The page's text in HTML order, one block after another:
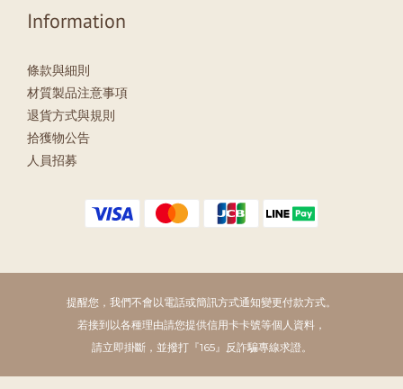
Information
條款與細則
材質製品注意事項
退貨方式與規則
拾獲物公告
人員招募
提醒您，我們不會以電話或簡訊方式通知變更付款方式。
若接到以各種理由請您提供信用卡卡號等個人資料，
請立即掛斷，並撥打『165』反詐騙專線求證。